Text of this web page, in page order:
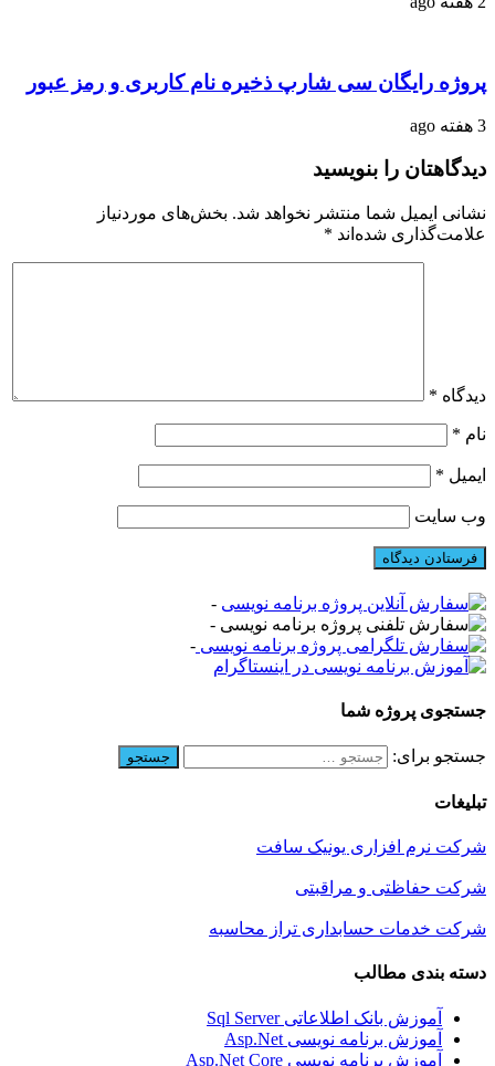
پروژه رایگان سی شارپ ذخیره نام کاربری و رمز عبور
3 هفته ago
دیدگاهتان را بنویسید
نشانی ایمیل شما منتشر نخواهد شد. بخش‌های موردنیاز
علامت‌گذاری شده‌اند *
دیدگاه *
نام *
ایمیل *
وب‌ سایت
-
-
-
جستجوی پروژه شما
جستجو برای:
تبلیغات
شرکت نرم افزاری یونیک سافت
شرکت حفاظتی و مراقبتی
شرکت خدمات حسابداری تراز محاسبه
دسته بندی مطالب
آموزش بانک اطلاعاتی Sql Server
آموزش برنامه نویسی Asp.Net
آموزش برنامه نویسی Asp.Net Core